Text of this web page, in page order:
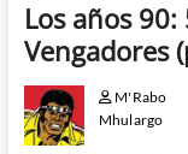
Los años
Vengadores
M'Rabo
Mhulargo